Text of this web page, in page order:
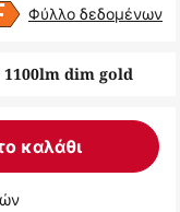
1100lm dim gold
Φύλλο δεδομένων
καλάθι